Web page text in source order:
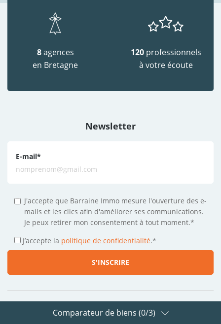
8agences
en Bretagne
120 professionnels
à votre écoute
Newsletter
E-mail*
J'accepte que Barraine Immo mesure l'ouverture des e-
mails et les clics afin d'améliorer ses communications.
Je peux retirer mon consentement à tout moment.*
J’accepte la politique de confidentialité.*
Suivez-nous sur les réseaux
Comparateur de biens (0/3)